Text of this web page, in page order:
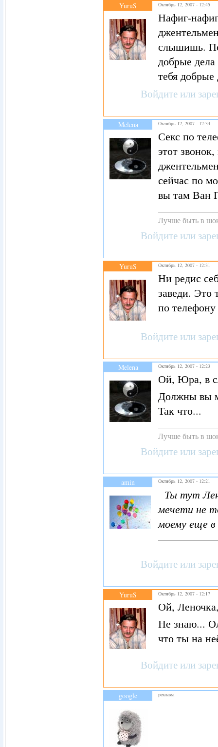
YuruS Октябрь 12, 2007 - 12:45
Нафиг-
слышишь.
добрые
тебя
Войдите или
Melena Октябрь 12, 2007 - 12:34
Секс по
этот
сейчас по
вы там Ван
Лучше быть в
Войдите или
YuruS Октябрь 12, 2007 - 12:31
Ни редис
заведи. Это
по
Войдите или
Melena Октябрь 12, 2007 - 12:23
Ой, Юра, в
Должны вы
Так что...
Лучше быть в
Войдите или
amin Октябрь 12, 2007 - 12:21
Ты тут
мечети не
моему еще в
Войдите или
YuruS Октябрь 12, 2007 - 12:17
Ой,
Не знаю...
что ты на
Войдите или
google реклама